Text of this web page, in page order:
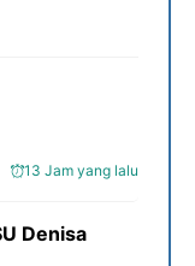
13 Jam yang lalu
Denisa